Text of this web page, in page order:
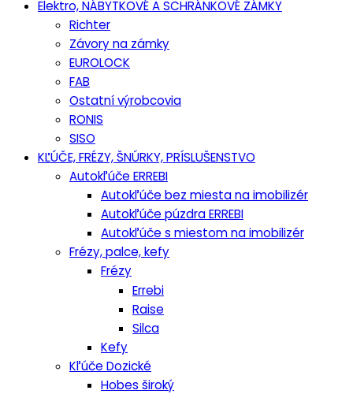
Elektro, NÁBYTKOVÉ A SCHRÁNKOVÉ ZÁMKY
Richter
Závory na zámky
EUROLOCK
FAB
Ostatní výrobcovia
RONIS
SISO
KĽÚČE, FRÉZY, ŠNÚRKY, PRÍSLUŠENSTVO
Autokľúče ERREBI
Autokľúče bez miesta na imobilizér
Autokľúče púzdra ERREBI
Autokľúče s miestom na imobilizér
Frézy, palce, kefy
Frézy
Errebi
Raise
Silca
Kefy
Kľúče Dozické
Hobes široký